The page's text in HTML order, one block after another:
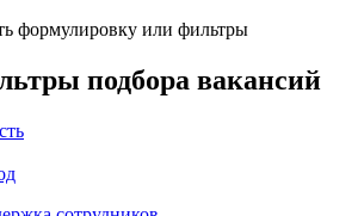
формулировку или фильтры
подбора вакансий